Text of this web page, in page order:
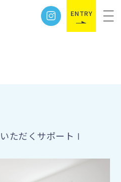
ENTRY
ただくサポートⅠ